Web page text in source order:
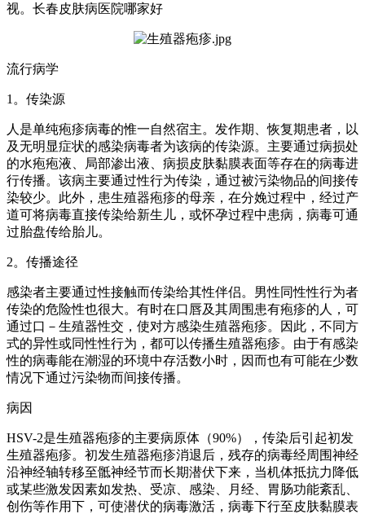
视。长春皮肤病医院哪家好
流行病学
1。传染源
人是单纯疱疹病毒的惟一自然宿主。发作期、恢复期患者，以
及无明显症状的感染病毒者为该病的传染源。主要通过病损处
的水疱疱液、局部渗出液、病损皮肤黏膜表面等存在的病毒进
行传播。该病主要通过性行为传染，通过被污染物品的间接传
染较少。此外，患生殖器疱疹的母亲，在分娩过程中，经过产
道可将病毒直接传染给新生儿，或怀孕过程中患病，病毒可通
过胎盘传给胎儿。
2。传播途径
感染者主要通过性接触而传染给其性伴侣。男性同性性行为者
传染的危险性也很大。有时在口唇及其周围患有疱疹的人，可
通过口－生殖器性交，使对方感染生殖器疱疹。因此，不同方
式的异性或同性性行为，都可以传播生殖器疱疹。由于有感染
性的病毒能在潮湿的环境中存活数小时，因而也有可能在少数
情况下通过污染物而间接传播。
病因
HSV-2是生殖器疱疹的主要病原体（90%），传染后引起初发
生殖器疱疹。初发生殖器疱疹消退后，残存的病毒经周围神经
沿神经轴转移至骶神经节而长期潜伏下来，当机体抵抗力降低
或某些激发因素如发热、受凉、感染、月经、胃肠功能紊乱、
创伤等作用下，可使潜伏的病毒激活，病毒下行至皮肤黏膜表